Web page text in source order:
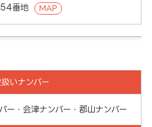
54番地
MAP
いナンバー
ー・会津ナンバー・郡山ナンバー